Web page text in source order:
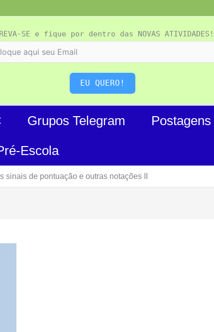
SE e fique por dentro das NOVAS ATIVIDADES!
EU QUERO!
Grupos Telegram
Postagens
Escola
sinais de pontuação e outras notações II